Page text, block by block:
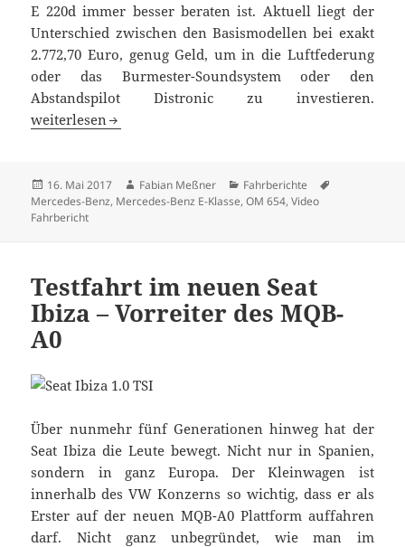
E 220d immer besser beraten ist. Aktuell liegt der
Unterschied zwischen den Basismodellen bei exakt
2.772,70 Euro, genug Geld, um in die Luftfederung
oder das Burmester-Soundsystem oder den
Abstandspilot Distronic zu investieren.
Mercedes-Benz E 200d T-Modell im Langzeit-Check
weiterlesen
Veröffentlicht
am
16. Mai 2017 Autor
Fabian Meßner Kategorien
Fahrberichte
Mercedes-Benz, Mercedes-Benz E-Klasse,OM 654,Video
Fahrbericht
Testfahrt im neuen Seat
Ibiza – Vorreiter des MQB-
A0
Über nunmehr fünf Generationen hinweg hat der
Seat Ibiza die Leute bewegt. Nicht nur in Spanien,
sondern in ganz Europa. Der Kleinwagen ist
innerhalb des VW Konzerns so wichtig, dass er als
Erster auf der neuen MQB-A0 Plattform auffahren
darf. Nicht ganz unbegründet, wie man im